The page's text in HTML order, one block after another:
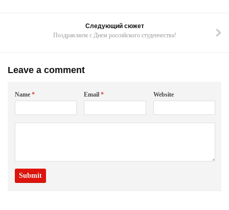
Следующий сюжет
Поздравляем с Днем российского студенчества!
Leave a comment
Name * Email* Website